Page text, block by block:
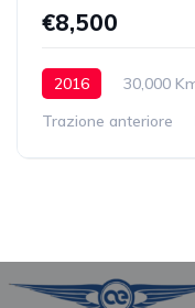
€8,500
2016 30,000
Trazione anteriore